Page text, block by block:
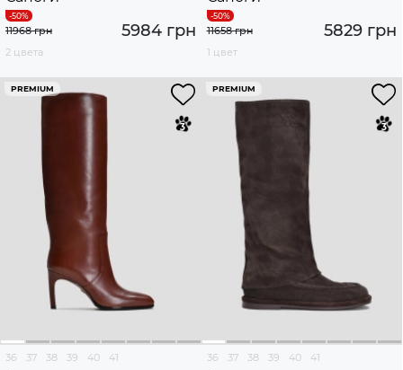
5984 грн
11968 грн
2 цвета
5829 грн
11658 грн
1 цвет
PREMIUM
36 37 38 39 40 41
PREMIUM
36 37 38 39 40 41